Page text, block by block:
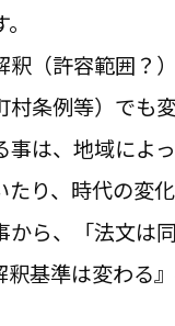
釈（許容範囲？
村条例等）でも
事は、地域によ
たり、時代の変
から、「法文は
釈基準は変わる